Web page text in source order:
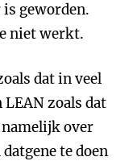
geworden.
niet werkt.
dat in veel
zoals dat
over
te doen